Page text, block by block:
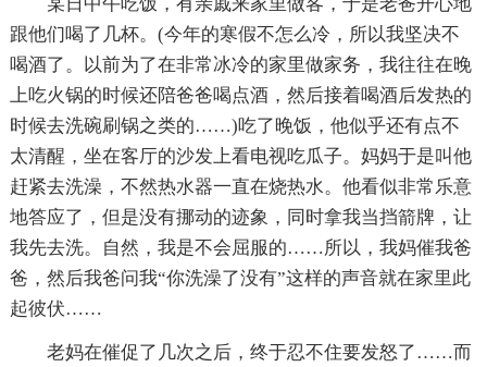
某日中午吃饭，有亲戚来家里做客，于是老爸开心地
跟他们喝了几杯。(今年的寒假不怎么冷，所以我坚决不
喝酒了。以前为了在非常冰冷的家里做家务，我往往在晚
上吃火锅的时候还陪爸爸喝点酒，然后接着喝酒后发热的
时候去洗碗刷锅之类的……)吃了晚饭，他似乎还有点不
太清醒，坐在客厅的沙发上看电视吃瓜子。妈妈于是叫他
赶紧去洗澡，不然热水器一直在烧热水。他看似非常乐意
地答应了，但是没有挪动的迹象，同时拿我当挡箭牌，让
我先去洗。自然，我是不会屈服的……所以，我妈催我爸
爸，然后我爸问我“你洗澡了没有”这样的声音就在家里此
起彼伏……
老妈在催促了几次之后，终于忍不住要发怒了……而